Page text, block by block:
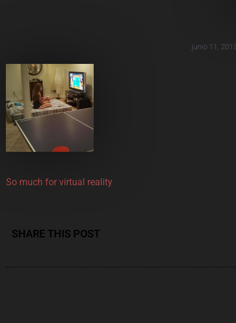
junio 11, 2013
So much for virtual reality
SHARE THIS POST